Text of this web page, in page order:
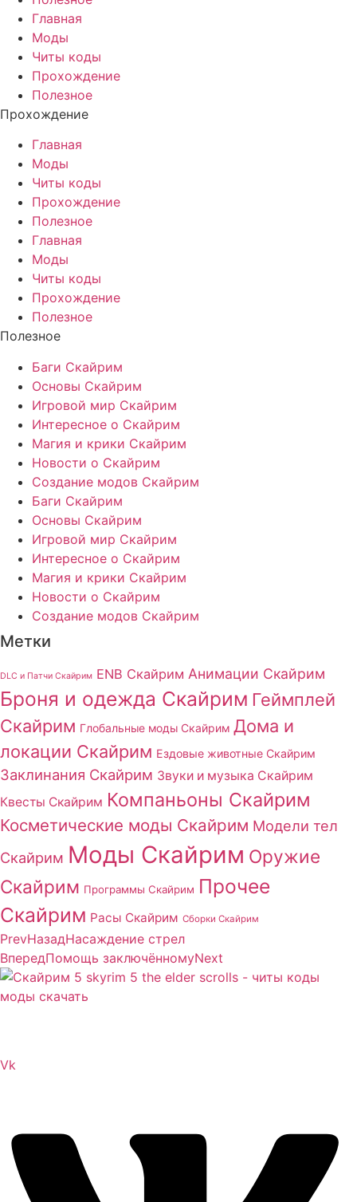
Главная
Моды
Читы коды
Прохождение
Полезное
Прохождение
Главная
Моды
Читы коды
Прохождение
Полезное
Главная
Моды
Читы коды
Прохождение
Полезное
Полезное
Баги Скайрим
Основы Скайрим
Игровой мир Скайрим
Интересное о Скайрим
Магия и крики Скайрим
Новости о Скайрим
Создание модов Скайрим
Баги Скайрим
Основы Скайрим
Игровой мир Скайрим
Интересное о Скайрим
Магия и крики Скайрим
Новости о Скайрим
Создание модов Скайрим
Метки
DLC и Патчи Скайрим ENB Скайрим Анимации Скайрим
Броня и одежда Скайрим Геймплей
Скайрим Глобальные моды Скайрим Дома и
локации Скайрим Ездовые животные Скайрим
Заклинания Скайрим Звуки и музыка Скайрим
Квесты Скайрим Компаньоны Скайрим
Косметические моды Скайрим Модели тел
Скайрим Моды Скайрим Оружие
Скайрим Программы Скайрим Прочее
Скайрим Расы Скайрим Сборки Скайрим
PrevНазадНасаждение стрел
ВпередПомощь заключённомуNext
Vk